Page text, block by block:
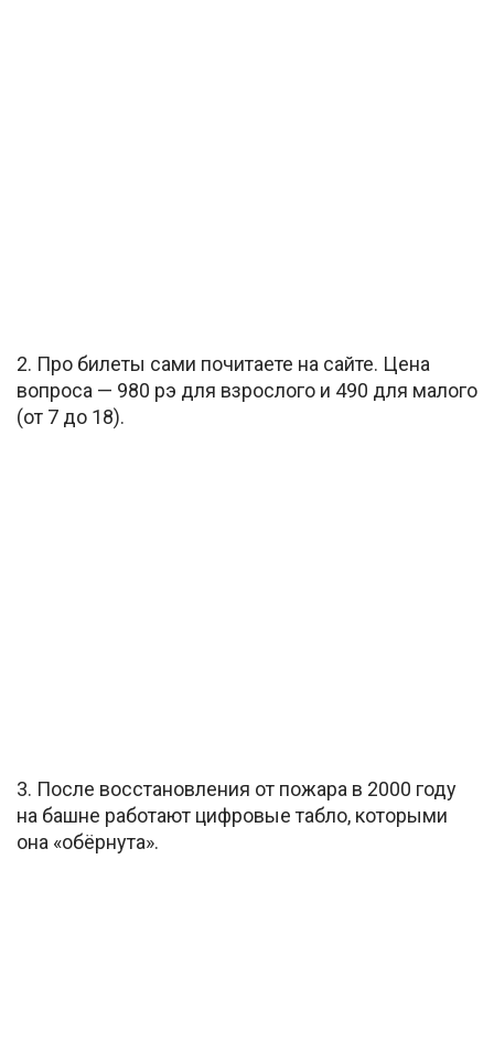
2. Про билеты сами почитаете на сайте. Цена
вопроса — 980 рэ для взрослого и 490 для малого
(от 7 до 18).
3. После восстановления от пожара в 2000 году
на башне работают цифровые табло, которыми
она «обёрнута».